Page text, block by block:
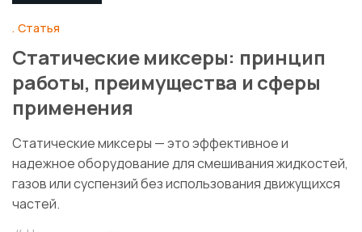
Статья
Статические миксеры: принцип
работы, преимущества и сферы
применения
Статические миксеры — это эффективное и
надежное оборудование для смешивания жидкостей,
газов или суспензий без использования движущихся
частей.